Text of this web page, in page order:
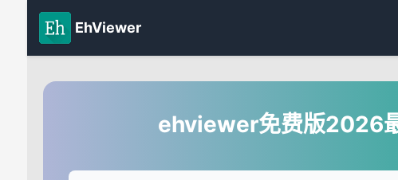
EhViewer
ehviewer免费版2026